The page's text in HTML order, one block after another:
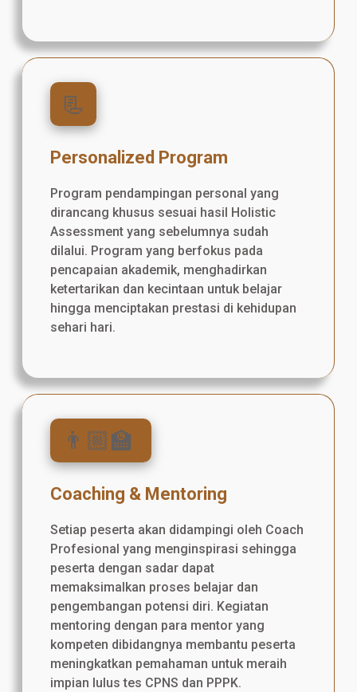
📃
Personalized Program
Program pendampingan personal yang
dirancang khusus sesuai hasil Holistic
Assessment yang sebelumnya sudah
dilalui. Program yang berfokus pada
pencapaian akademik, menghadirkan
ketertarikan dan kecintaan untuk belajar
hingga menciptakan prestasi di kehidupan
sehari hari.
👨🏼‍🏫
Coaching & Mentoring
Setiap peserta akan didampingi oleh Coach
Profesional yang menginspirasi sehingga
peserta dengan sadar dapat
memaksimalkan proses belajar dan
pengembangan potensi diri. Kegiatan
mentoring dengan para mentor yang
kompeten dibidangnya membantu peserta
meningkatkan pemahaman untuk meraih
impian lulus tes CPNS dan PPPK.